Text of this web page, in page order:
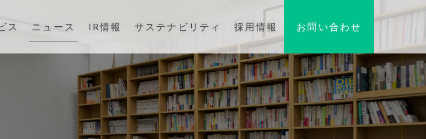
ス ニュース IR情報 サステナビリティ 採用情報 お問い合わせ